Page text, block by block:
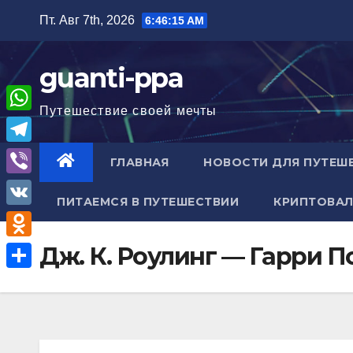
содержимому
Пт. Авг 7th, 2026 6:46:16 AM
guanti-ppa
Путешествие своей мечты
ГЛАВНАЯ НОВОСТИ ДЛЯ
ПИТАЕМСЯ В ПУТЕШЕСТВИИ
Дж. К. Роулинг — Гарри
W
h
a
A
T
e
l
e
g
V
i
b
e
V
K
O